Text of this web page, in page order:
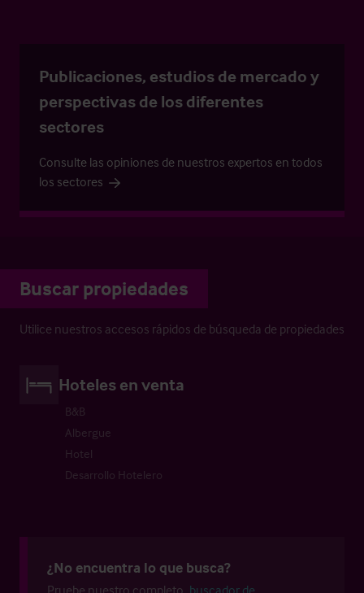
Publicaciones, estudios de mercado y
perspectivas de los diferentes
sectores
Consulte las opiniones de nuestros expertos en todos
los sectores
Buscar propiedades
Utilice nuestros accesos rápidos de búsqueda de propiedades
Hoteles en venta
B&B
Albergue
Hotel
Desarrollo Hotelero
¿No encuentra lo que busca?
Pruebe nuestro completo buscador de